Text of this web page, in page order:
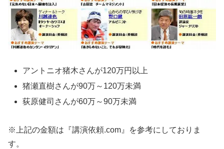
アントニオ猪木さんが120万円以上
猪瀬直樹さんが90万～120万未満
荻原健司さんが60万～90万未満
※上記の金額は『講演依頼.com』を参考にしておりま
す。